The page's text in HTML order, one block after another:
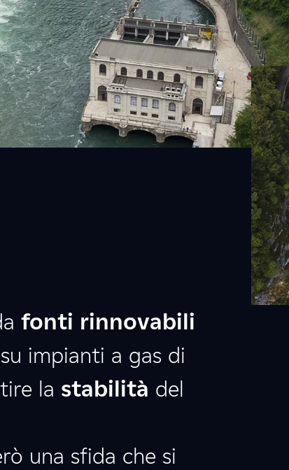
fonti rinnovabili
impianti a gas di
la stabilità del
una sfida che si